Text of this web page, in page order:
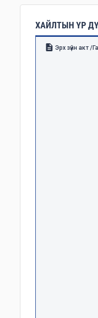
ХАЙЛТЫН ҮР
Эрх зүйн акт /